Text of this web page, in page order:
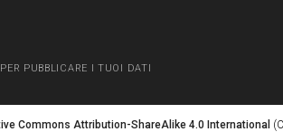
PUBBLICARE I TUOI DATI
Commons Attribution-ShareAlike 4.0 International